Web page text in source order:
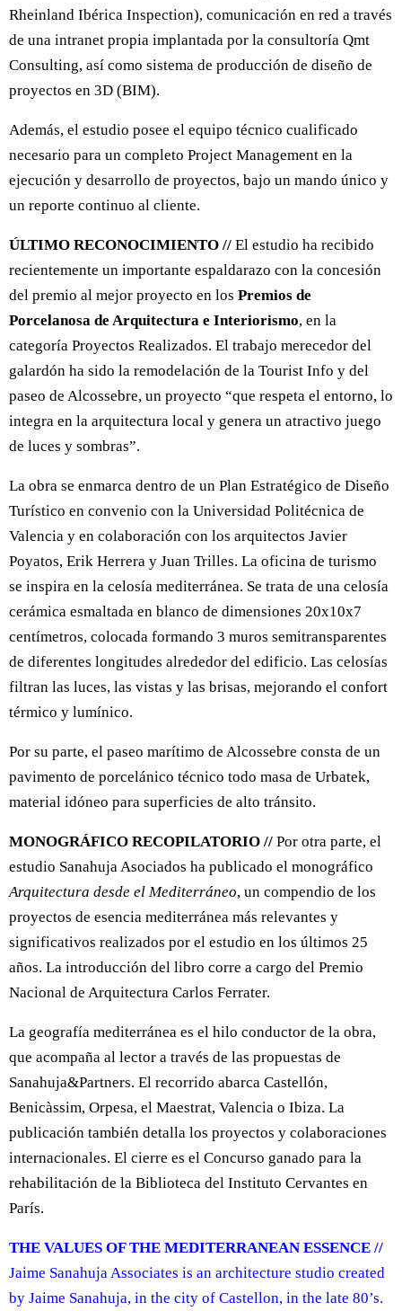
Rheinland Ibérica Inspection), comunicación en red a través
de una intranet propia implantada por la consultoría Qmt
Consulting, así como sistema de producción de diseño de
proyectos en 3D (BIM).
Además, el estudio posee el equipo técnico cualificado
necesario para un completo Project Management en la
ejecución y desarrollo de proyectos, bajo un mando único y
un reporte continuo al cliente.
ÚLTIMO RECONOCIMIENTO // El estudio ha recibido
recientemente un importante espaldarazo con la concesión
del premio al mejor proyecto en los Premios de
Porcelanosa de Arquitectura e Interiorismo, en la
categoría Proyectos Realizados. El trabajo merecedor del
galardón ha sido la remodelación de la Tourist Info y del
paseo de Alcossebre, un proyecto “que respeta el entorno, lo
integra en la arquitectura local y genera un atractivo juego
de luces y sombras”.
La obra se enmarca dentro de un Plan Estratégico de Diseño
Turístico en convenio con la Universidad Politécnica de
Valencia y en colaboración con los arquitectos Javier
Poyatos, Erik Herrera y Juan Trilles. La oficina de turismo
se inspira en la celosía mediterránea. Se trata de una celosía
cerámica esmaltada en blanco de dimensiones 20x10x7
centímetros, colocada formando 3 muros semitransparentes
de diferentes longitudes alrededor del edificio. Las celosías
filtran las luces, las vistas y las brisas, mejorando el confort
térmico y lumínico.
Por su parte, el paseo marítimo de Alcossebre consta de un
pavimento de porcelánico técnico todo masa de Urbatek,
material idóneo para superficies de alto tránsito.
MONOGRÁFICO RECOPILATORIO // Por otra parte, el
estudio Sanahuja Asociados ha publicado el monográfico
Arquitectura desde el Mediterráneo, un compendio de los
proyectos de esencia mediterránea más relevantes y
significativos realizados por el estudio en los últimos 25
años. La introducción del libro corre a cargo del Premio
Nacional de Arquitectura Carlos Ferrater.
La geografía mediterránea es el hilo conductor de la obra,
que acompaña al lector a través de las propuestas de
Sanahuja&Partners. El recorrido abarca Castellón,
Benicàssim, Orpesa, el Maestrat, Valencia o Ibiza. La
publicación también detalla los proyectos y colaboraciones
internacionales. El cierre es el Concurso ganado para la
rehabilitación de la Biblioteca del Instituto Cervantes en
París.
THE VALUES OF THE MEDITERRANEAN ESSENCE //
Jaime Sanahuja Associates is an architecture studio created
by Jaime Sanahuja, in the city of Castellon, in the late 80’s.